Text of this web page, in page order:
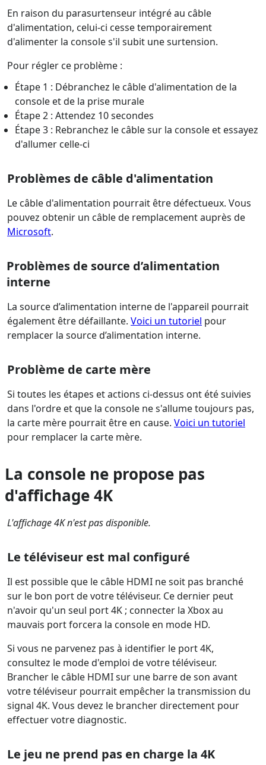
En raison du parasurtenseur intégré au câble
d'alimentation, celui-ci cesse temporairement
d'alimenter la console s'il subit une surtension.
Pour régler ce problème :
Étape 1 : Débranchez le câble d'alimentation de la
console et de la prise murale
Étape 2 : Attendez 10 secondes
Étape 3 : Rebranchez le câble sur la console et essayez
d'allumer celle-ci
Problèmes de câble d'alimentation
Le câble d'alimentation pourrait être défectueux. Vous
pouvez obtenir un câble de remplacement auprès de
Microsoft.
Problèmes de source d’alimentation
interne
La source d’alimentation interne de l'appareil pourrait
également être défaillante. Voici un tutoriel pour
remplacer la source d’alimentation interne.
Problème de carte mère
Si toutes les étapes et actions ci-dessus ont été suivies
dans l'ordre et que la console ne s'allume toujours pas,
la carte mère pourrait être en cause. Voici un tutoriel
pour remplacer la carte mère.
La console ne propose pas
d'affichage 4K
L'affichage 4K n'est pas disponible.
Le téléviseur est mal configuré
Il est possible que le câble HDMI ne soit pas branché
sur le bon port de votre téléviseur. Ce dernier peut
n'avoir qu'un seul port 4K ; connecter la Xbox au
mauvais port forcera la console en mode HD.
Si vous ne parvenez pas à identifier le port 4K,
consultez le mode d'emploi de votre téléviseur.
Brancher le câble HDMI sur une barre de son avant
votre téléviseur pourrait empêcher la transmission du
signal 4K. Vous devez le brancher directement pour
effectuer votre diagnostic.
Le jeu ne prend pas en charge la 4K